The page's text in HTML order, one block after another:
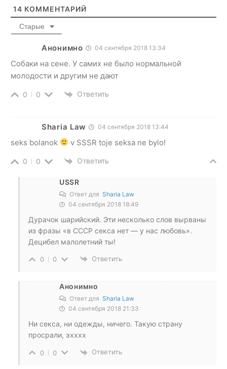
14 КОММЕНТАРИЙ
Старые
Анонимно 04 сентября 2018 13:34
Собаки на сене. У самих не было нормальной
молодости и другим не дают
0 0 Ответить
Sharia Law 04 сентября 2018 13:44
seks bolanok v SSSR toje seksa ne bylo!
0 0 Ответить
USSR
Ответ для Sharia Law
04 сентября 2018 18:49
Дурачок шарийский. Эти несколько слов вырваны
из фразы «в СССР секса нет — у нас любовь».
Децибел малолетний ты!
0 0 Ответить
Анонимно
Ответ для Sharia Law
04 сентября 2018 21:33
Ни секса, ни одежды, ничего. Такую страну
просрали, эхххх
0 0 Ответить